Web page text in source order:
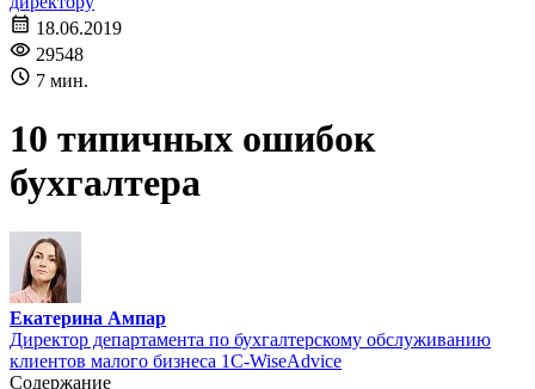
18.06.2019
29548
7 мин.
10 типичных ошибок
бухгалтера
Екатерина Ампар
Директор департамента по бухгалтерскому обслуживанию
клиентов малого бизнеса 1С-WiseAdvice
Содержание